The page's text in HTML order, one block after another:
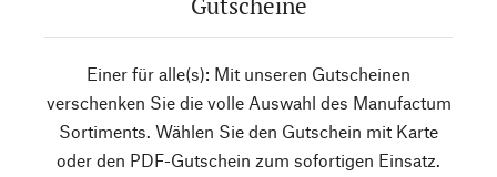
Einer für alle(s): Mit unseren Gutscheinen
verschenken Sie die volle Auswahl des Manufactum
Sortiments. Wählen Sie den Gutschein mit Karte
oder den PDF-Gutschein zum sofortigen Einsatz.